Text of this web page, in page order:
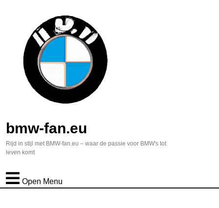
bmw-fan.eu
Rijd in stijl met BMW-fan.eu – waar de passie voor BMW's tot
leven komt
Open Menu